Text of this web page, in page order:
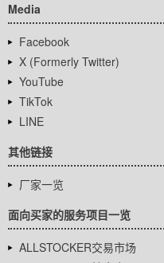
Media
Facebook
X (Formerly Twitter)
YouTube
TikTok
LINE
其他链接
厂家一览
面向买家的服务项目一览
ALLSTOCKER交易市场